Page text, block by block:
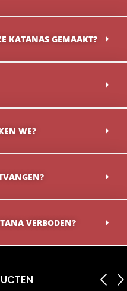
KATANAS GEMAAKT?
WE?
VERBODEN?